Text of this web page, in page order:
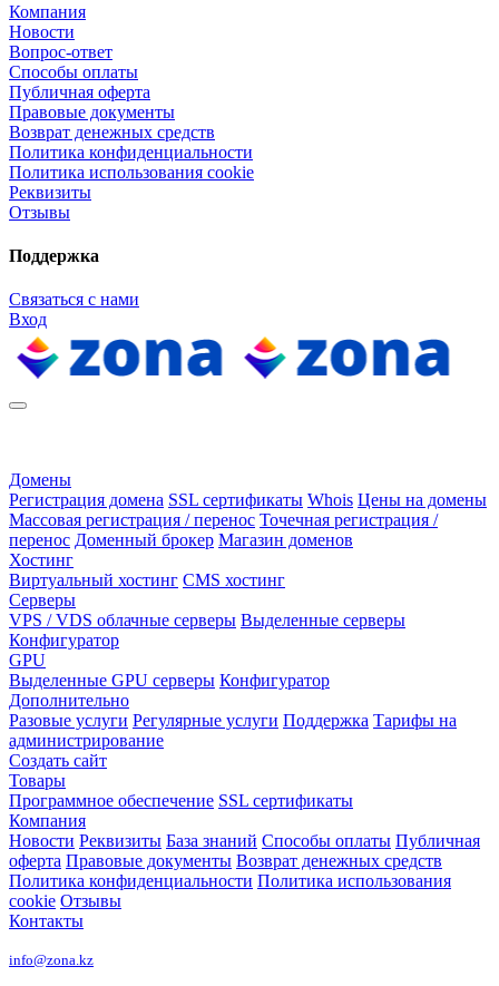
Компания
Новости
Вопрос-ответ
Способы оплаты
Публичная оферта
Правовые документы
Возврат денежных средств
Политика конфиденциальности
Политика использования cookie
Реквизиты
Отзывы
Поддержка
Связаться с нами
Вход
Домены
Регистрация домена SSL сертификаты Whois Цены на домены
Массовая регистрация / перенос Точечная регистрация /
перенос Доменный брокер Магазин доменов
Хостинг
Виртуальный хостинг CMS хостинг
Серверы
VPS / VDS облачные серверы Выделенные серверы
Конфигуратор
GPU
Выделенные GPU серверы Конфигуратор
Дополнительно
Разовые услуги Регулярные услуги Поддержка Тарифы на
администрирование
Создать сайт
Товары
Программное обеспечение SSL сертификаты
Компания
Новости Реквизиты База знаний Способы оплаты Публичная
оферта Правовые документы Возврат денежных средств
Политика конфиденциальности Политика использования
cookie Отзывы
Контакты
info@zona.kz